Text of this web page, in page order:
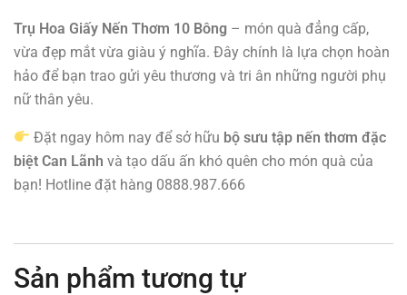
Trụ Hoa Giấy Nến Thơm 10 Bông – món quà đẳng cấp,
vừa đẹp mắt vừa giàu ý nghĩa. Đây chính là lựa chọn hoàn
hảo để bạn trao gửi yêu thương và tri ân những người phụ
nữ thân yêu.
Đặt ngay hôm nay để sở hữu bộ sưu tập nến thơm đặc
biệt Can Lãnh và tạo dấu ấn khó quên cho món quà của
bạn! Hotline đặt hàng 0888.987.666
Sản phẩm tương tự